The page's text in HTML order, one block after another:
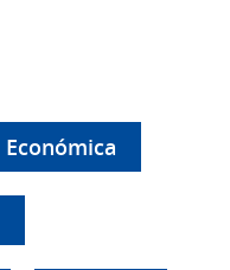
Económica